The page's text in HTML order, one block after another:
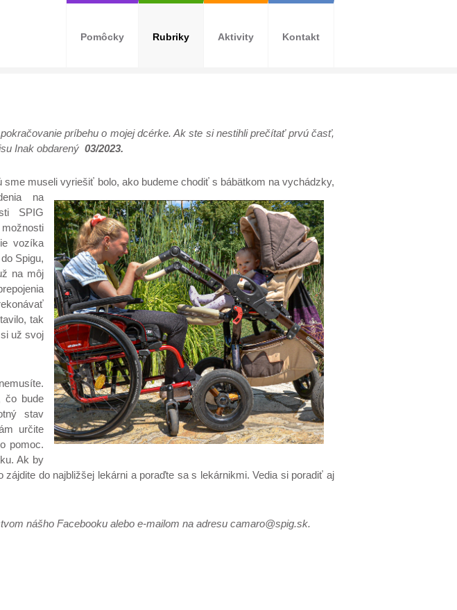
príbehu o mojej dcérke. Ak ste si nestihli prečítať prvú časť,
Inak obdarený 03/2023.
museli vyriešiť bolo, ako budeme chodiť s bábätkom na vychádzky,
na
SPIG
vozíka
Spigu,
na môj
tak
už svoj
čo bude
stav
určite
pomoc.
Ak by
do najbližšej lekárni a poraďte sa s lekárnikmi. Vedia si poradiť aj
nášho Facebooku alebo e-mailom na adresu camaro@spig.sk.
Pomôcky Rubriky Aktivity Kontakt